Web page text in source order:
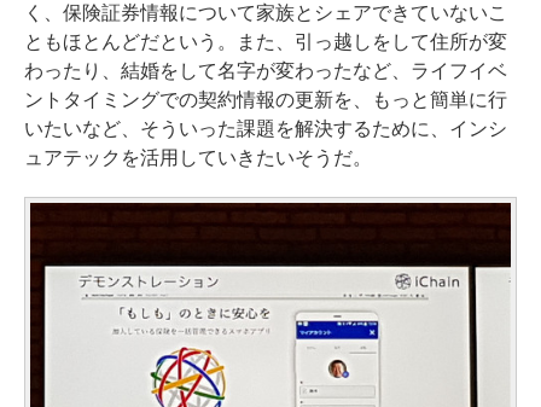
く、保険証券情報について家族とシェアできていないこ
ともほとんどだという。また、引っ越しをして住所が変
わったり、結婚をして名字が変わったなど、ライフイベ
ントタイミングでの契約情報の更新を、もっと簡単に行
いたいなど、そういった課題を解決するために、インシ
ュアテックを活用していきたいそうだ。